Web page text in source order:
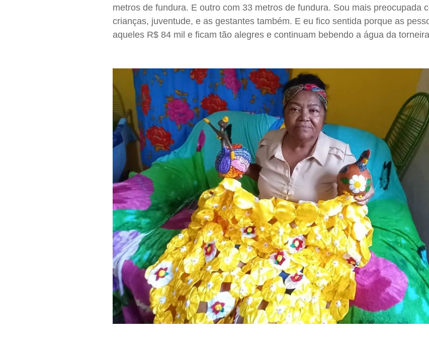
metros de fundura. E outro com 33 metros de fundura. Sou mais preocupada
crianças, juventude, e as gestantes também. E eu fico sentida porque as
aqueles R$ 84 mil e ficam tão alegres e continuam bebendo a água da